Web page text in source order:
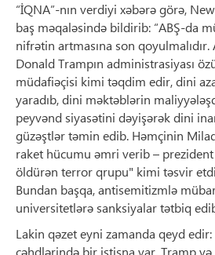
“İQNA”-nın verdiyi xəbərə görə,
baş məqaləsində bildirib: “ABŞ-da
nifrətin artmasına son qoyulmalıdır.
Donald Trampın administrasiyası
müdafiəçisi kimi təqdim edir, dini
yaradıb, dini məktəblərin
peyvənd siyasətini dəyişərək dini
güzəştlər təmin edib. Həmçinin
raket hücumu əmri verib – prezident
öldürən terror qrupu" kimi təsvir
Bundan başqa, antisemitizmlə
universitetlərə sanksiyalar tətbiq
Lakin qəzet eyni zamanda qeyd